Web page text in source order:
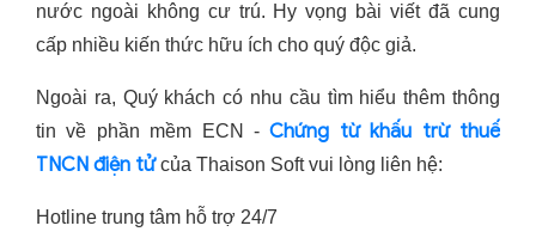
nước ngoài không cư trú. Hy vọng bài viết đã cung
cấp nhiều kiến thức hữu ích cho quý độc giả.
Ngoài ra, Quý khách có nhu cầu tìm hiểu thêm thông
tin về phần mềm ECN -Chứng từ khấu trừ thuế
TNCN điện tửcủa Thaison Soft vui lòng liên hệ:
Hotline trung tâm hỗ trợ 24/7